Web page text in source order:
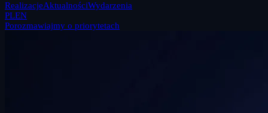
RealizacjeAktualnościWydarzenia
PLEN
Porozmawiajmy o priorytetach